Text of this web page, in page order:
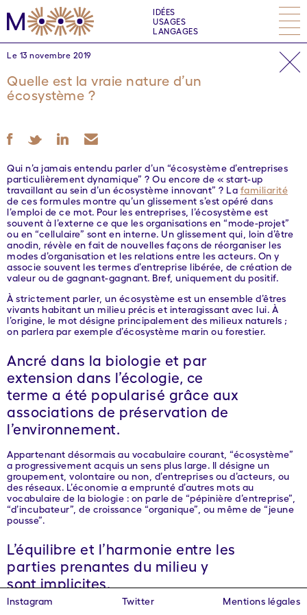
IDÉES
USAGES
LANGAGES
Le 13 novembre 2019
Quelle est la vraie nature d’un
écosystème ?
Qui n’a jamais entendu parler d’un “écosystème d’entreprises
particulièrement dynamique” ? Ou encore de « start-up
travaillant au sein d’un écosystème innovant” ? La familiarité
de ces formules montre qu’un glissement s’est opéré dans
l’emploi de ce mot. Pour les entreprises, l’écosystème est
souvent à l’externe ce que les organisations en “mode-projet”
ou en “cellulaire” sont en interne. Un glissement qui, loin d’être
anodin, révèle en fait de nouvelles façons de réorganiser les
modes d’organisation et les relations entre les acteurs. On y
associe souvent les termes d’entreprise libérée, de création de
valeur ou de gagnant-gagnant. Bref, uniquement du positif.
À strictement parler, un écosystème est un ensemble d’êtres
vivants habitant un milieu précis et interagissant avec lui. À
l’origine, le mot désigne principalement des milieux naturels ;
on parlera par exemple d’écosystème marin ou forestier.
Ancré dans la biologie et par
extension dans l’écologie, ce
terme a été popularisé grâce aux
associations de préservation de
l’environnement.
Appartenant désormais au vocabulaire courant, “écosystème”
a progressivement acquis un sens plus large. Il désigne un
groupement, volontaire ou non, d’entreprises ou d’acteurs, ou
des réseaux. L’économie a emprunté d’autres mots au
vocabulaire de la biologie : on parle de “pépinière d’entreprise”,
“d’incubateur”, de croissance “organique”, ou même de “jeune
pousse”.
L’équilibre et l’harmonie entre les
parties prenantes du milieu y
sont implicites.
Si ces métaphores sont parlantes, elles sont en soi des outils de
Instagram Twitter Mentions légales